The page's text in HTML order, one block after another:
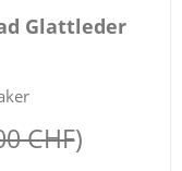
Glattleder
CHF)